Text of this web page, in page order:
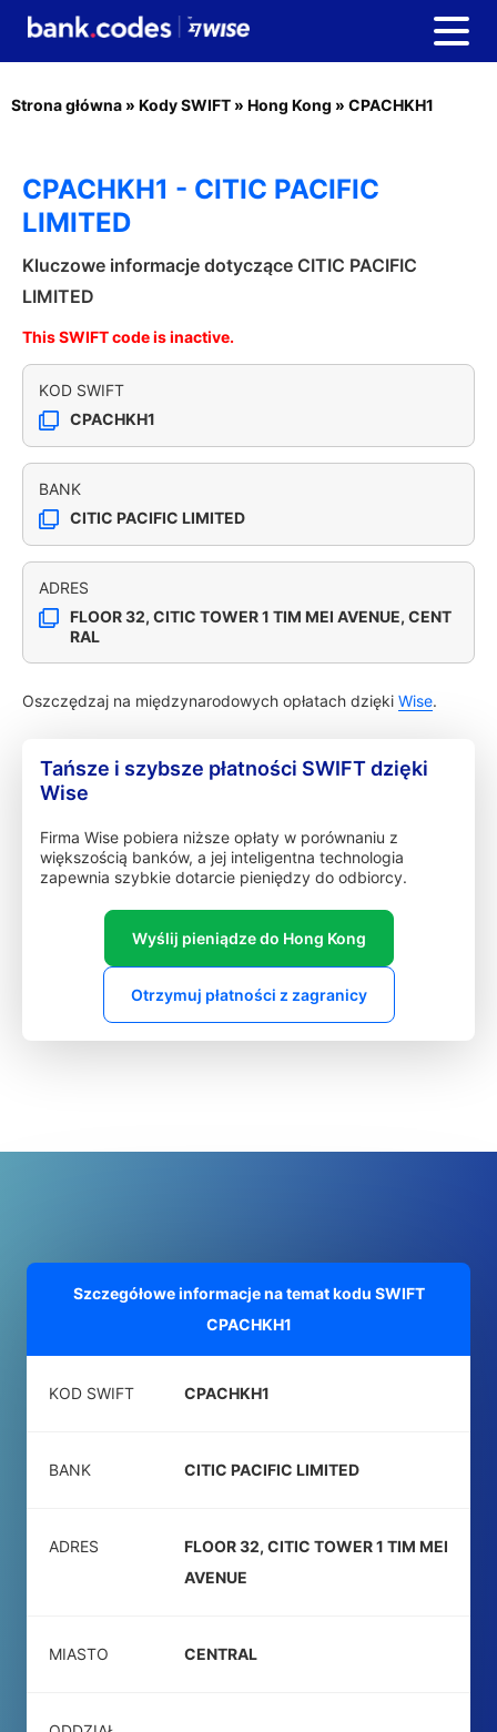
Strona główna » Kody SWIFT » Hong Kong » CPACHKH1
CPACHKH1 - CITIC PACIFIC
LIMITED
Kluczowe informacje dotyczące CITIC PACIFIC
LIMITED
This SWIFT code is inactive.
KOD SWIFT
CPACHKH1
BANK
CITIC PACIFIC LIMITED
ADRES
FLOOR 32, CITIC TOWER 1 TIM MEI AVENUE, CENT
RAL
Oszczędzaj na międzynarodowych opłatach dzięki Wise.
Tańsze i szybsze płatności SWIFT dzięki
Wise
Firma Wise pobiera niższe opłaty w porównaniu z
większością banków, a jej inteligentna technologia
zapewnia szybkie dotarcie pieniędzy do odbiorcy.
Wyślij pieniądze do Hong Kong
Otrzymuj płatności z zagranicy
Szczegółowe informacje na temat kodu SWIFT
CPACHKH1
KOD SWIFT CPACHKH1
BANK CITIC PACIFIC LIMITED
ADRES
FLOOR 32, CITIC TOWER 1 TIM MEI
AVENUE
MIASTO CENTRAL